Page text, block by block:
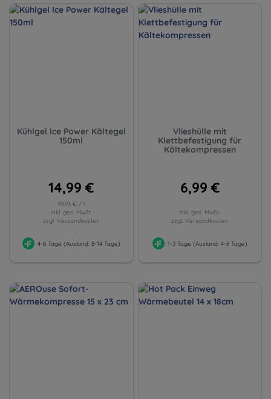
Kühlgel Ice Power Kältegel
150ml
14,99 €
99,93 € / l
inkl. ges. MwSt.
zzgl. Versandkosten
4-8 Tage (Ausland: 8-14 Tage)
Vlieshülle mit
Klettbefestigung für
Kältekompressen
6,99 €
inkl. ges. MwSt.
zzgl. Versandkosten
1-3 Tage (Ausland: 4-8 Tage)